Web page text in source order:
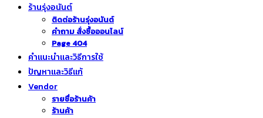
ร้านรุ่งอนันต์
ติดต่อร้านรุ่งอนันต์
คำถาม สั่งซื้อออนไลน์
Page 404
คำแนะนำและวิธีการใช้
ปัญหาและวิธีแก้
Vendor
รายชื่อร้านค้า
ร้านค้า